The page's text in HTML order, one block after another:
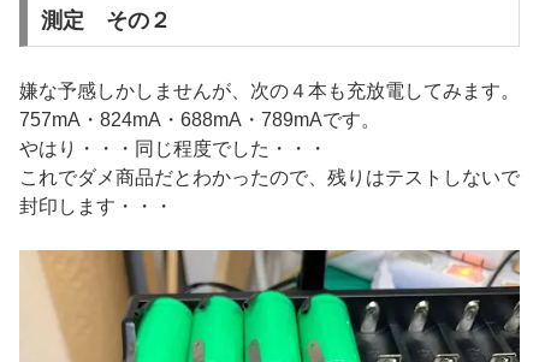
測定 その２
嫌な予感しかしませんが、次の４本も充放電してみます。
757mA・824mA・688mA・789mAです。
やはり・・・同じ程度でした・・・
これでダメ商品だとわかったので、残りはテストしないで
封印します・・・